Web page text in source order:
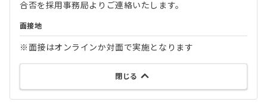
合否を採用事務局よりご連絡いたします。
面接地
※面接はオンラインか対面で実施となります
閉じる